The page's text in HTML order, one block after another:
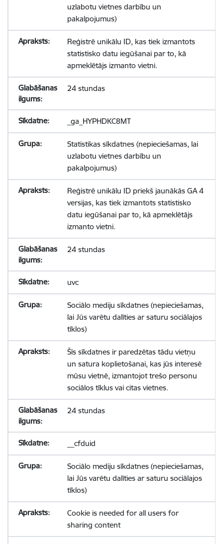
uzlabotu vietnes darbību un
pakalpojumus)
Reģistrē unikālu ID, kas tiek izmantots
statistisko datu iegūšanai par to, kā
apmeklētājs izmanto vietni.
24 stundas
_ga_HYPHDKC8MT
Statistikas sīkdatnes (nepieciešamas, lai
uzlabotu vietnes darbību un
pakalpojumus)
Reģistrē unikālu ID priekš jaunākās GA 4
versijas, kas tiek izmantots statistisko
datu iegūšanai par to, kā apmeklētājs
izmanto vietni.
24 stundas
uvc
Sociālo mediju sīkdatnes (nepieciešamas,
lai Jūs varētu dalīties ar saturu sociālajos
tīklos)
Šīs sīkdatnes ir paredzētas tādu vietņu
un satura koplietošanai, kas jūs interesē
mūsu vietnē, izmantojot trešo personu
sociālos tīklus vai citas vietnes.
24 stundas
__cfduid
Sociālo mediju sīkdatnes (nepieciešamas,
lai Jūs varētu dalīties ar saturu sociālajos
tīklos)
Cookie is needed for all users for
sharing content